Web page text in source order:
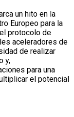
un hito en la
Europeo para la
protocolo de
aceleradores de
de realizar
y,
para una
el potencial